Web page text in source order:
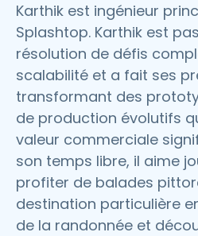
Karthik est ingénieur
Splashtop. Karthik est
résolution de défis
scalabilité et a fait ses
transformant des
de production évolutifs
valeur commerciale
son temps libre, il aime
profiter de balades
destination particulière
de la randonnée et